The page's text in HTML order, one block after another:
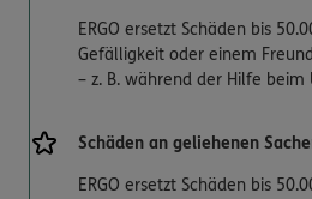
ERGO ersetzt Schäden bis
Gefälligkeit oder einem
– z. B. während der Hilfe beim
Schäden an geliehenen
ERGO ersetzt Schäden bis